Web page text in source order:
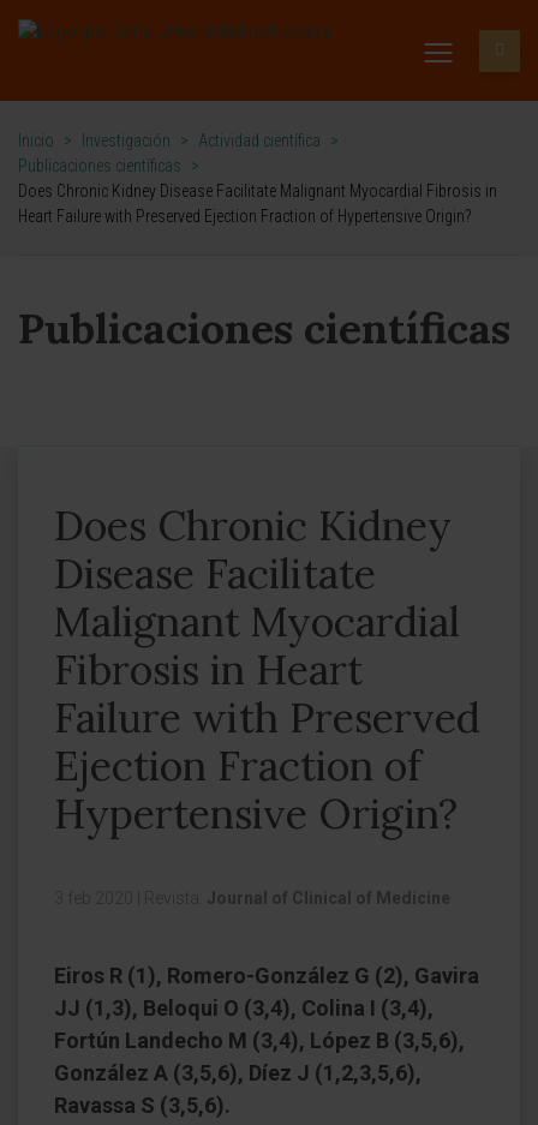
Inicio > Investigación > Actividad científica
>
Publicaciones científicas
>
Does Chronic Kidney Disease Facilitate Malignant Myocardial Fibrosis in
Heart Failure with Preserved Ejection Fraction of Hypertensive Origin?
Publicaciones científicas
Does Chronic Kidney
Disease Facilitate
Malignant Myocardial
Fibrosis in Heart
Failure with Preserved
Ejection Fraction of
Hypertensive Origin?
3 feb 2020 Revista: Journal of Clinical of Medicine
Eiros R (1), Romero-González G (2), Gavira
JJ (1,3), Beloqui O (3,4), Colina I (3,4),
Fortún Landecho M (3,4), López B (3,5,6),
González A (3,5,6), Díez J (1,2,3,5,6),
Ravassa S (3,5,6).